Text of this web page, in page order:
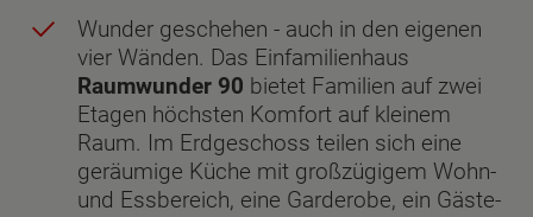
Wunder geschehen - auch in den eigenen
vier Wänden. Das Einfamilienhaus
Raumwunder 90 bietet Familien auf zwei
Etagen höchsten Komfort auf kleinem
Raum. Im Erdgeschoss teilen sich eine
geräumige Küche mit großzügigem Wohn-
und Essbereich, eine Garderobe, ein Gäste-